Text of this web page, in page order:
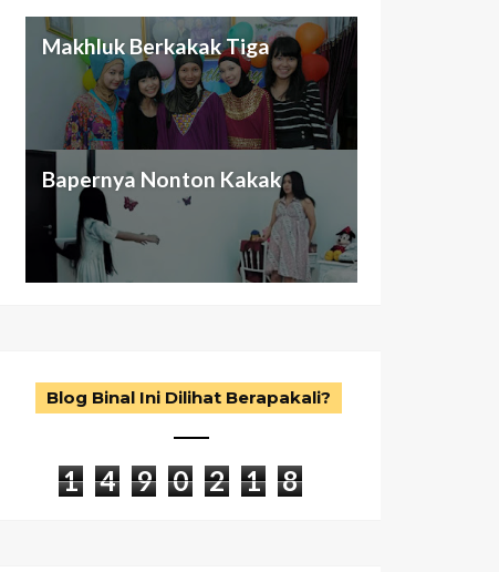
Makhluk Berkakak Tiga
Aku dan Keluarga (abnormal)
Antara Seragam Putih-Biru,
Otak Cetek, dan Bunuh Diri
Nggak Cuma Butuh Passion
Buat Beli Mansion
Bapernya Nonton Kakak
Blog Binal Ini Dilihat Berapakali?
1 4 9 0 2 1 8